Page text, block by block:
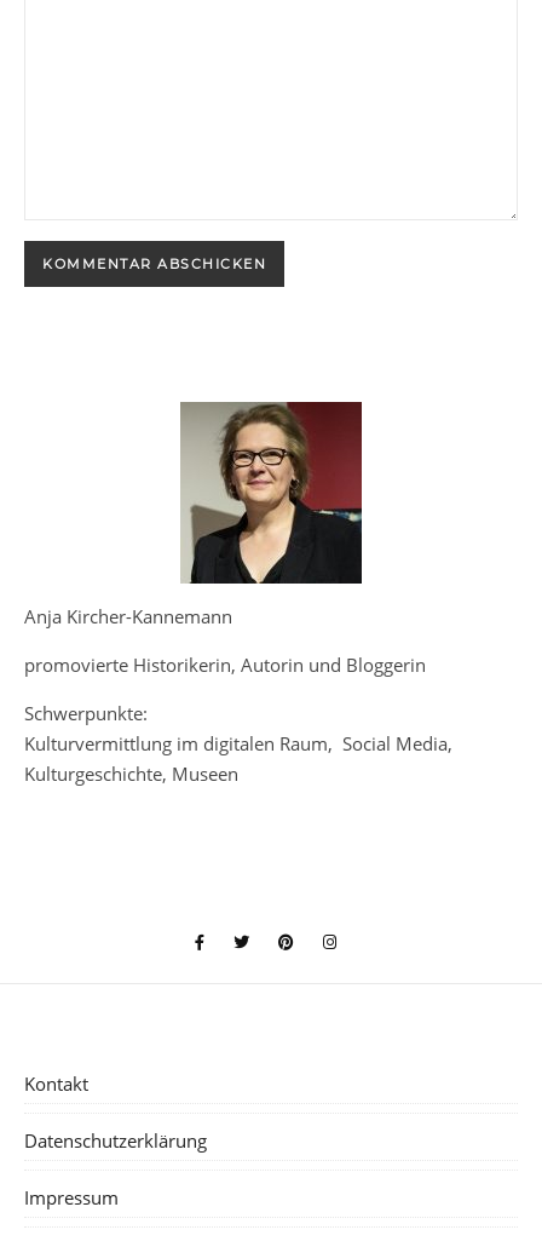
Anja Kircher-Kannemann
promovierte Historikerin, Autorin und Bloggerin
Schwerpunkte:
Kulturvermittlung im digitalen Raum, Social Media,
Kulturgeschichte, Museen
Kontakt
Datenschutzerklärung
Impressum